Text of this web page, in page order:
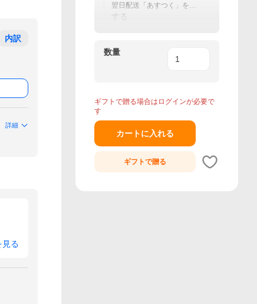
内訳
詳細
見る
翌日配送「あすつく」を希
望
する
数量
ギフトで贈る場合はログインが必要で
す
カートに入れる
ギフトで贈る